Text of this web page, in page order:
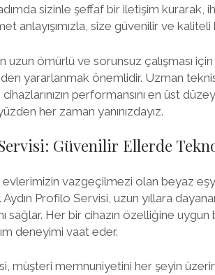
sizinle şeffaf bir iletişim kurarak,
anlayışımızla, size güvenilir ve
uzun ömürlü ve sorunsuz çalışması
yararlanmak önemlidir. Uzman
performansını en üst
her zaman yanınızdayız.
Güvenilir Ellerde
vazgeçilmezi olan beyaz
Profilo Servisi, uzun yıllara
sağlar. Her bir cihazın özelliğine
deneyimi vaat eder.
müşteri memnuniyetini her şeyin